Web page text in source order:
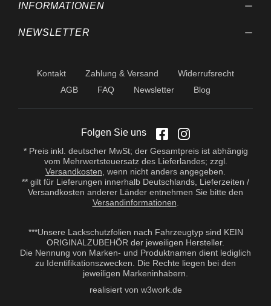
INFORMATIONEN
NEWSLETTER
Kontakt Zahlung & Versand
Widerrufsrecht
AGB
FAQ Newsletter Blog
Folgen Sie uns
* Preis inkl. deutscher MwSt; der Gesamtpreis ist abhängig
vom Mehrwertsteuersatz des Lieferlandes; zzgl.
Versandkosten , wenn nicht anders angegeben.
** gilt für Lieferungen innerhalb Deutschlands, Lieferzeiten /
Versandkosten anderer Länder entnehmen Sie bitte den
Versandinformationen
***Unsere Lackschutzfolien nach Fahrzeugtyp sind KEIN
ORIGINALZUBEHÖR der jeweiligen Hersteller.
Die Nennung von Marken- und Produktnamen dient lediglich
zu Identifikationszwecken. Die Rechte liegen bei den
jeweiligen Markeninhabern.
realisiert von w3work.de